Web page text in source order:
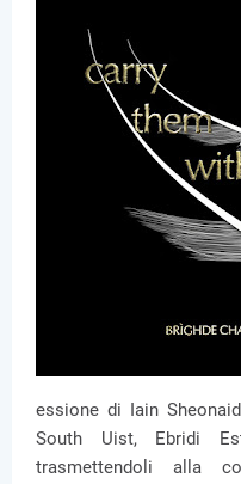
essione di Iain
South Uist, Ebridi
trasmettendoli alla